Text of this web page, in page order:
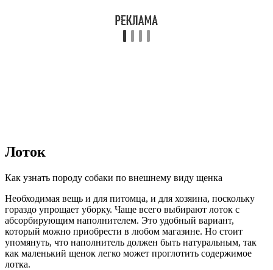
Лоток
Как узнать породу собаки по внешнему виду щенка
Необходимая вещь и для питомца, и для хозяина, поскольку
гораздо упрощает уборку. Чаще всего выбирают лоток с
абсорбирующим наполнителем. Это удобный вариант,
который можно приобрести в любом магазине. Но стоит
упомянуть, что наполнитель должен быть натуральным, так
как маленький щенок легко может проглотить содержимое
лотка.